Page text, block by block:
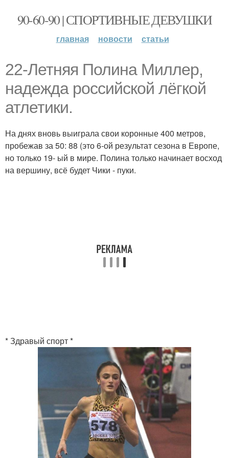
90-60-90 | СПОРТИВНЫЕ ДЕВУШКИ
главная новости статьи
22-Летняя Полина Миллер,
надежда российской лёгкой
атлетики.
На днях вновь выиграла свои коронные 400 метров,
пробежав за 50: 88 (это 6-ой результат сезона в Европе,
но только 19- ый в мире. Полина только начинает восход
на вершину, всё будет Чики - пуки.
* Здравый спорт *